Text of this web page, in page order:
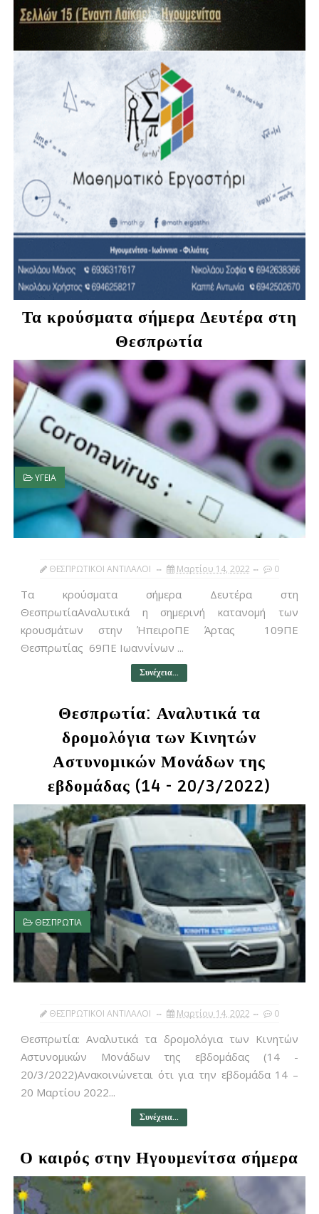
Τα κρούσματα σήμερα Δευτέρα στη
Θεσπρωτία
ΥΓΕΙΑ
ΘΕΣΠΡΩΤΙΚΟΙ ΑΝΤΙΛΑΛΟΙ Μαρτίου 14, 2022 0
Τα κρούσματα σήμερα Δευτέρα στη
ΘεσπρωτίαΑναλυτικά η σημερινή κατανομή των
κρουσμάτων στην ΉπειροΠΕ Άρτας 109ΠΕ
Θεσπρωτίας 69ΠΕ Ιωαννίνων ...
Συνέχεια...
Θεσπρωτία: Αναλυτικά τα
δρομολόγια των Κινητών
Αστυνομικών Μονάδων της
εβδομάδας (14 - 20/3/2022)
ΘΕΣΠΡΩΤΙΑ
ΘΕΣΠΡΩΤΙΚΟΙ ΑΝΤΙΛΑΛΟΙ Μαρτίου 14, 2022 0
Θεσπρωτία: Αναλυτικά τα δρομολόγια των Κινητών
Αστυνομικών Μονάδων της εβδομάδας (14 -
20/3/2022)Ανακοινώνεται ότι για την εβδομάδα 14 –
20 Μαρτίου 2022...
Συνέχεια...
Ο καιρός στην Ηγουμενίτσα σήμερα